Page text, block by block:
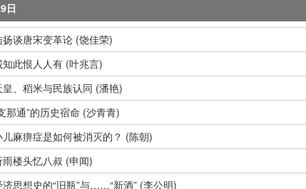
日
扬谈唐宋变革论 (饶佳荣)
知此恨人人有 (叶兆言)
皇、稻米与民族认同 (潘艳)
那通”的历史宿命 (沙青青)
儿麻痹症是如何被消灭的？ (陈朝)
雨楼头忆八叔 (申闻)
济思想史的“旧瓶”与……“新酒” (李公明)